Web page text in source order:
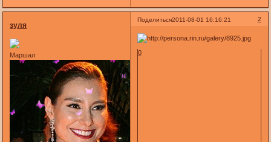
Поделиться 2
2011-08-01 16:16:21
зуля
Маршал 0